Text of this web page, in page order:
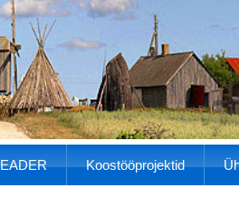
Koostööprojektid